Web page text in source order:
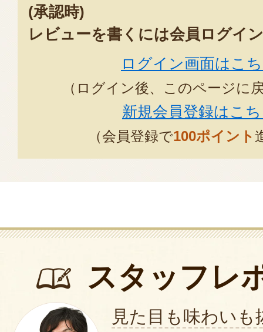
(承認時)
レビューを書くには会員ログイ
ログイン画面はこ
（ログイン後、このページに
新規会員登録はこ
（会員登録で100ポイント
スタッフレ
見た目も味わい